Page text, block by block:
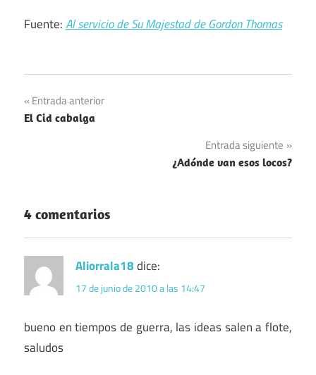
Fuente:Al servicio de Su Majestad de Gordon Thomas
Navegación
de
Entrada anterior
El Cid cabalga
Entrada siguiente
¿Adónde van esos locos?
4 comentarios
Aliorrala18dice:
17 de junio de 2010 a las 14:47
bueno en tiempos de guerra, las ideas salen a flote,
saludos